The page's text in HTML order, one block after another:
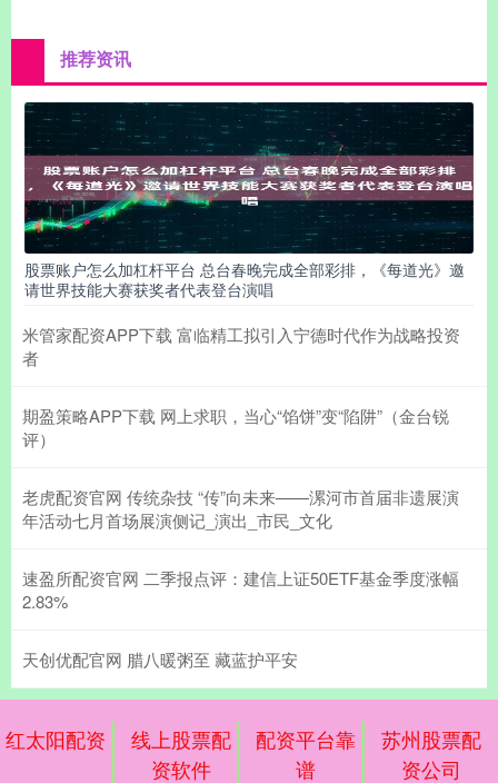
推荐资讯
股票账户怎么加杠杆平台 总台春晚完成全部彩排，《每道光》邀
请世界技能大赛获奖者代表登台演唱
米管家配资APP下载 富临精工拟引入宁德时代作为战略投资
者
期盈策略APP下载 网上求职，当心“馅饼”变“陷阱”（金台锐
评）
老虎配资官网 传统杂技 “传”向未来——漯河市首届非遗展演
年活动七月首场展演侧记_演出_市民_文化
速盈所配资官网 二季报点评：建信上证50ETF基金季度涨幅
2.83%
天创优配官网 腊八暖粥至 藏蓝护平安
红太阳配资
线上股票配
资软件
配资平台靠
谱
苏州股票配
资公司